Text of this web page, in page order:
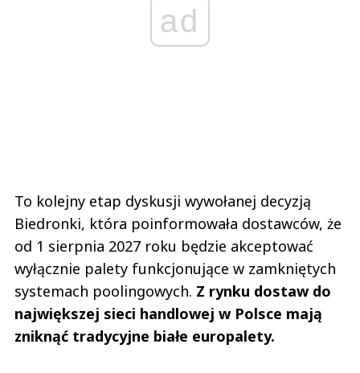
ad
To kolejny etap dyskusji wywołanej decyzją
Biedronki, która poinformowała dostawców, że
od 1 sierpnia 2027 roku będzie akceptować
wyłącznie palety funkcjonujące w zamkniętych
systemach poolingowych. Z rynku dostaw do
największej sieci handlowej w Polsce mają
zniknąć tradycyjne białe europalety.